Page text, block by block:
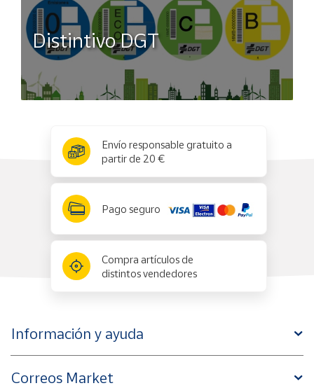
Distintivo DGT
Envío responsable gratuito a
partir de 20 €
Pago seguro
Compra artículos de
distintos vendedores
Información y ayuda
Correos Market